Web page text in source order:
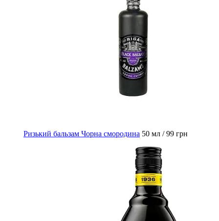
Ризький бальзам Чорна смородина 50 мл / 99 грн